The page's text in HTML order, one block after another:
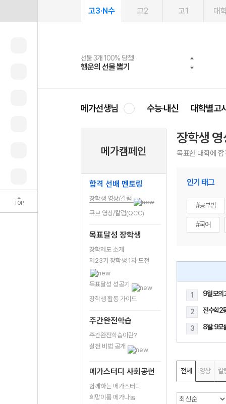
TOP
고3·N수 고2 고1 대
선물 3개 100% 당첨!
행운의 선물 뽑기
선물 100% 증정!
메가스터디 X 올리브
여름방학 스터디 캐시백
메가런 썸머스쿨
2027 러셀 단과
강사 공개선발
스마트러닝앱
설문 EVENT
메가패스
3일 무료 체험권
메가패스 수강생 무료혜택!
메가클럽 멤버십
사회공헌 캠페인
희망이룸 메가나눔
메가선생님 수능·내신 대학별고
메가캠페인
합격 선배 멘토링
장학생 영상/칼럼
큐브 영상/칼럼(QCC)
목표달성 장학생
장학제도 소개
제23기 장학생 1차 도전
목표달성 성공기
장학생 활동 가이드
주간완전학습
주간완전학습이란?
실천 비법 공개
메가스터디 사회공헌
함께하는 메가스터디
희망이룸 메가나눔
장학생
목표한 대학에
인기 태그
#공부법
#국어
1 9월 모의
2 전수학2
3 8월: 9모
전체 영상 칼